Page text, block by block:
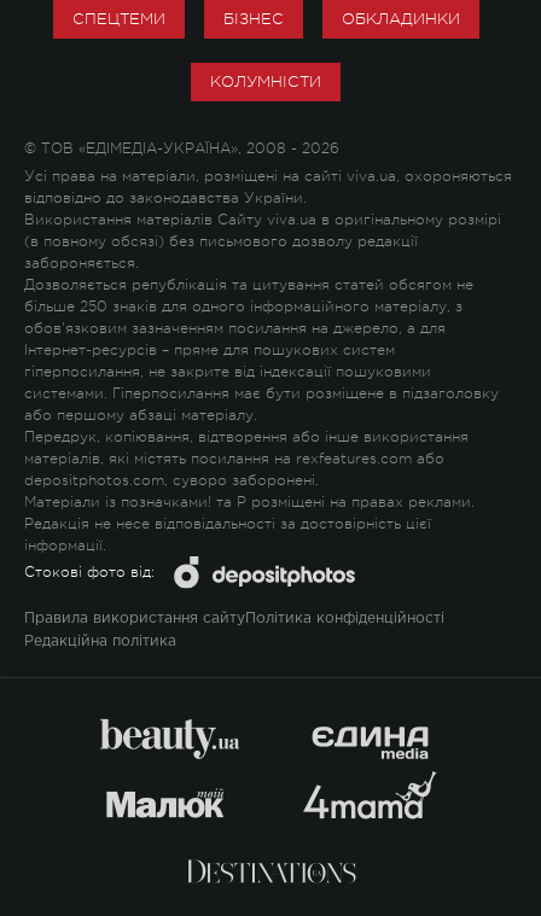
СПЕЦТЕМИ БІЗНЕС ОБКЛАДИНКИ
КОЛУМНІСТИ
© ТОВ «ЕДІМЕДІА-УКРАЇНА», 2008 - 2026
Усі права на матеріали, розміщені на сайті viva.ua, охороняються
відповідно до законодавства України.
Використання матеріалів Сайту viva.ua в оригінальному розмірі
(в повному обсязі) без письмового дозволу редакції
забороняється.
Дозволяється републікація та цитування статей обсягом не
більше 250 знаків для одного інформаційного матеріалу, з
обов'язковим зазначенням посилання на джерело, а для
Інтернет-ресурсів – пряме для пошукових систем
гіперпосилання, не закрите від індексації пошуковими
системами. Гіперпосилання має бути розміщене в підзаголовку
або першому абзаці матеріалу.
Передрук, копіювання, відтворення або інше використання
матеріалів, які містять посилання на rexfeatures.com або
depositphotos.com, суворо заборонені.
Матеріали із позначками! та P розміщені на правах реклами.
Редакція не несе відповідальності за достовірність цієї
інформації.
Стокові фото від:
Правила використання сайту Політика конфіденційності
Редакційна політика